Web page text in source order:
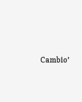
Cambio’